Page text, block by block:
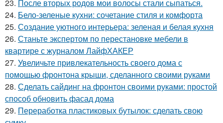
23. После вторых родов мои волосы стали сыпаться.
24. Бело-зеленые кухни: сочетание стиля и комфорта
25. Создание уютного интерьера: зеленая и белая кухня
26. Станьте экспертом по перестановке мебели в
квартире с журналом ЛайфХАКЕР
27. Увеличьте привлекательность своего дома с
помощью фронтона крыши, сделанного своими руками
28. Сделать сайдинг на фронтон своими руками: простой
способ обновить фасад дома
29. Переработка пластиковых бутылок: сделать свою